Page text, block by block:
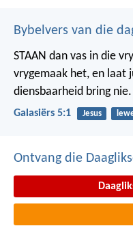
Bybelvers van die
STAAN dan vas in die
vrygemaak het, en laat
diensbaarheid bring nie.
Galasiërs 5:1 Jesus
Ontvang die